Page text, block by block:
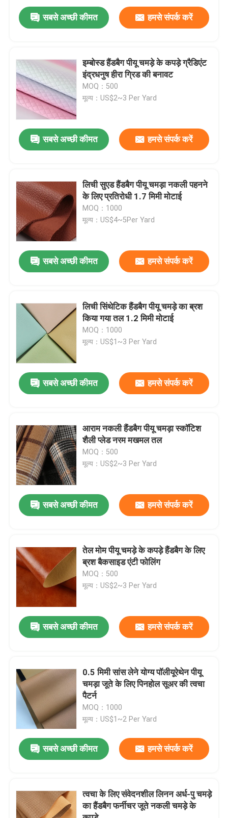
उत्पाद
हमारे बारे में
फैक्टरी यात्रा
हमसे संपर्क करें
एक बोली का अनुरोध
पीवीसी नकली चमड़ा
माइक्रोफाइबर चमड़े की सामग्री
सबसे अच्छी कीमत हमसे संपर्क करें
इम्बोस्ड हैंडबैग पीयू चमड़े के कपड़े ग्रैडिएंट
इंद्रधनुष हीरा ग्रिड की बनावट
MOQ：500
मूल्य：US$2~3 Per Yard
सबसे अच्छी कीमत हमसे संपर्क करें
लिची सुएड हैंडबैग पीयू चमड़ा नकली पहनने
के लिए प्रतिरोधी 1.7 मिमी मोटाई
MOQ：1000
मूल्य：US$4~5Per Yard
सबसे अच्छी कीमत हमसे संपर्क करें
लिची सिंथेटिक हैंडबैग पीयू चमड़े का ब्रश
किया गया तल 1.2 मिमी मोटाई
MOQ：1000
मूल्य：US$1~3 Per Yard
सबसे अच्छी कीमत हमसे संपर्क करें
आराम नकली हैंडबैग पीयू चमड़ा स्कॉटिश
शैली प्लेड नरम मखमल तल
MOQ：500
मूल्य：US$2~3 Per Yard
सबसे अच्छी कीमत हमसे संपर्क करें
तेल मोम पीयू चमड़े के कपड़े हैंडबैग के लिए
ब्रश बैकसाइड एंटी फोलिंग
MOQ：500
मूल्य：US$2~3 Per Yard
सबसे अच्छी कीमत हमसे संपर्क करें
0.5 मिमी सांस लेने योग्य पॉलीयूरेथेन पीयू
चमड़ा जूते के लिए पिनहोल सूअर की त्वचा
पैटर्न
MOQ：1000
मूल्य：US$1~2 Per Yard
सबसे अच्छी कीमत हमसे संपर्क करें
त्वचा के लिए संवेदनशील लिनन अर्ध-पु चमड़े
का हैंडबैग फर्नीचर जूते नकली चमड़े के